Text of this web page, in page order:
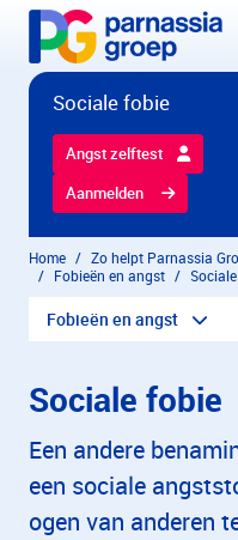
Overslaan en naar
Sociale fobie
Angst zelftest
Aanmelden
Home
Fobieën en angst
Fobieën en angst
Sociale fobie
Een andere
een sociale
ogen van anderen